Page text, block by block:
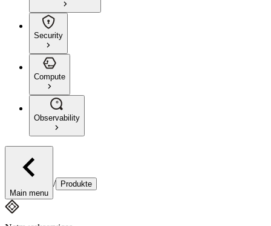
Security
Compute
Observability
Main menu
/ Produkte